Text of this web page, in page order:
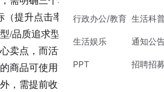
行政办公/教育
生活娱乐
PPT
生活科
通知公
招聘招
（提升点击率/促进转化/品牌曝
/品质追求型/冲动消费型）。例
卖点，而活动海报需强调促销规则
商品可使用活泼配色，而高端商品
，需提前收集商品高清图、品牌L